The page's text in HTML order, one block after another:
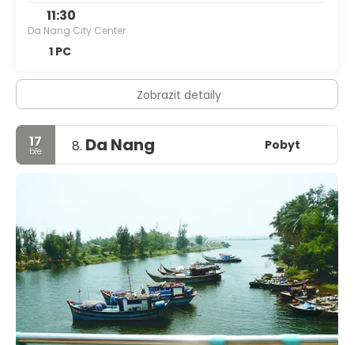
11:30
Da Nang City Center
1 PC
Zobrazit detaily
17
bře 8. Da Nang Pobyt